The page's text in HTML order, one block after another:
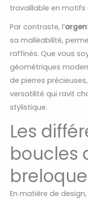
travaillable en motifs
Par contraste, l’
sa malléabilité,
raffinés. Que vous
géométriques
de pierres
versatilité qui ravit
stylistique.
Les
boucles
En matière de design,